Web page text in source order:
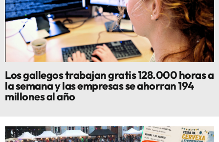
Los gallegos trabajan gratis 128.000 horas a
la semana y las empresas se ahorran 194
millones al año